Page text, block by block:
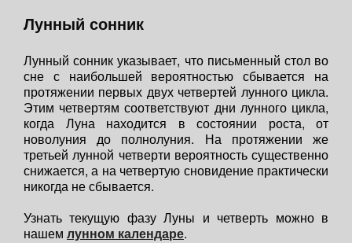
Лунный сонник
Лунный сонник указывает, что письменный стол во
сне с наибольшей вероятностью сбывается на
протяжении первых двух четвертей лунного цикла.
Этим четвертям соответствуют дни лунного цикла,
когда Луна находится в состоянии роста, от
новолуния до полнолуния. На протяжении же
третьей лунной четверти вероятность существенно
снижается, а на четвертую сновидение практически
никогда не сбывается.
Узнать текущую фазу Луны и четверть можно в
нашем лунном календаре.